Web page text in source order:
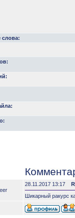
28.11.2017 13:17
Шикарный ракурс